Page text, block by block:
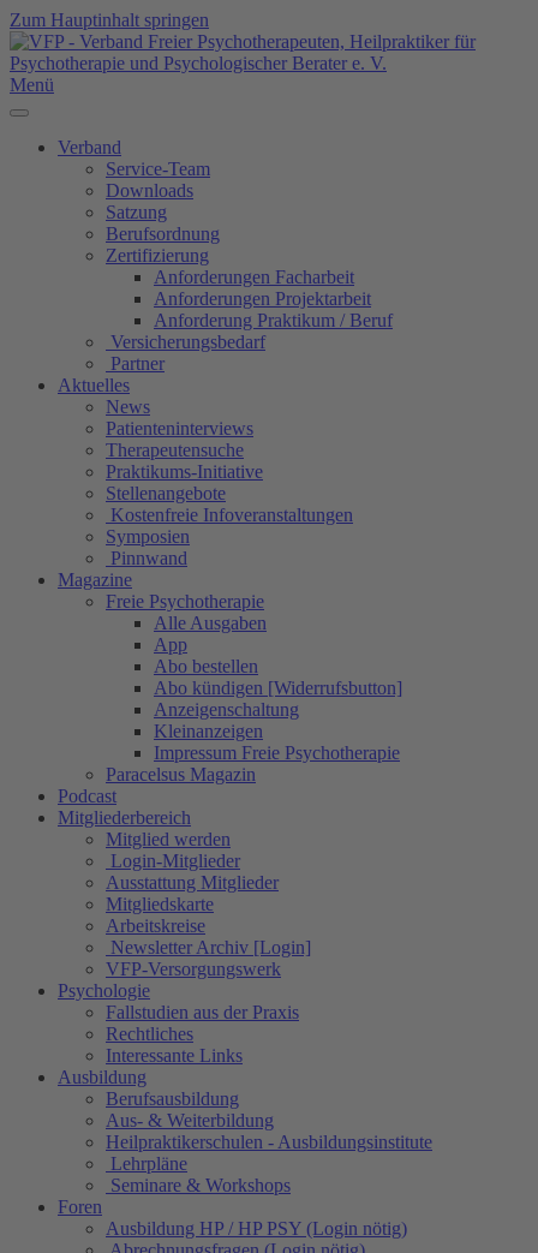
Zum Hauptinhalt springen
Menü
Verband
Service-Team
Downloads
Satzung
Berufsordnung
Zertifizierung
Anforderungen Facharbeit
Anforderungen Projektarbeit
Anforderung Praktikum / Beruf
Versicherungsbedarf
Partner
Aktuelles
News
Patienteninterviews
Therapeutensuche
Praktikums-Initiative
Stellenangebote
Kostenfreie Infoveranstaltungen
Symposien
Pinnwand
Magazine
Freie Psychotherapie
Alle Ausgaben
App
Abo bestellen
Abo kündigen [Widerrufsbutton]
Anzeigenschaltung
Kleinanzeigen
Impressum Freie Psychotherapie
Paracelsus Magazin
Podcast
Mitgliederbereich
Mitglied werden
Login-Mitglieder
Ausstattung Mitglieder
Mitgliedskarte
Arbeitskreise
Newsletter Archiv [Login]
VFP-Versorgungswerk
Psychologie
Fallstudien aus der Praxis
Rechtliches
Interessante Links
Ausbildung
Berufsausbildung
Aus- & Weiterbildung
Heilpraktikerschulen - Ausbildungsinstitute
Lehrpläne
Seminare & Workshops
Foren
Ausbildung HP / HP PSY (Login nötig)